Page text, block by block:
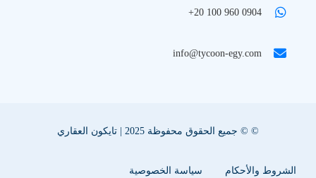
+20 100 960 0904
info@tycoon-egy.com
© © جميع الحقوق محفوظة 2025 | تايكون العقاري
الشروط والأحكام سياسة الخصوصية